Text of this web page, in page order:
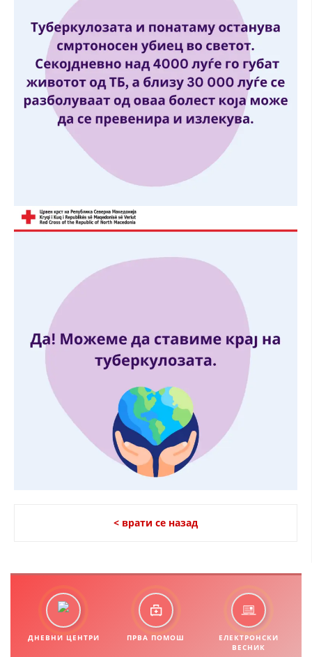
< врати се назад
ДНЕВНИ ЦЕНТРИ ПРВА ПОМОШ
ЕЛЕКТРОНСКИ
ВЕСНИК